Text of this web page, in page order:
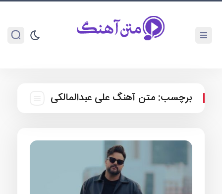
برچسب: متن آهنگ علی عبدالمالکی